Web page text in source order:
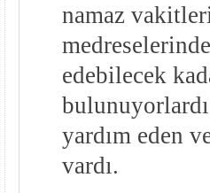
namaz
edebilecek
yardım eden
vardı.